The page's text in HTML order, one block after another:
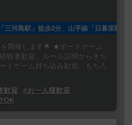
三河島駅」徒歩2分、山手線「日暮里駅」
開催します🌟 ★ボードゲーム
験者歓迎。ルール説明からきち
ドゲーム持ち込み歓迎。もちろ
歓迎
#お一人様歓迎
OK